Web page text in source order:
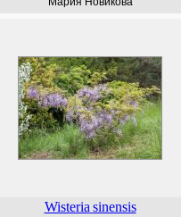
Wisteria sinensis